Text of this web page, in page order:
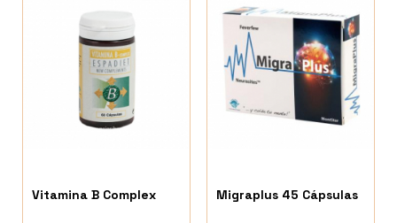
Vitamina B Complex Migraplus 45 Cápsulas